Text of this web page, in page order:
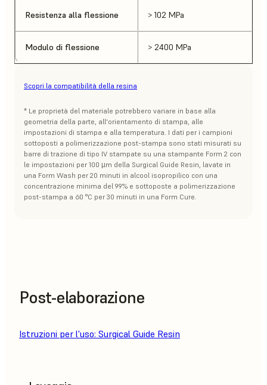
Resistenza alla flessione > 102 MPa
Modulo di flessione > 2400 MPa
Scopri la compatibilità della resina
* Le proprietà del materiale potrebbero variare in base alla
geometria della parte, all'orientamento di stampa, alle
impostazioni di stampa e alla temperatura. I dati per i campioni
sottoposti a polimerizzazione post-stampa sono stati misurati su
barre di trazione di tipo IV stampate su una stampante Form 2 con
le impostazioni per 100 µm della Surgical Guide Resin, lavate in
una Form Wash per 20 minuti in alcool isopropilico con una
concentrazione minima del 99% e sottoposte a polimerizzazione
post-stampa a 60 °C per 30 minuti in una Form Cure.
Post-elaborazione
Istruzioni per l'uso: Surgical Guide Resin